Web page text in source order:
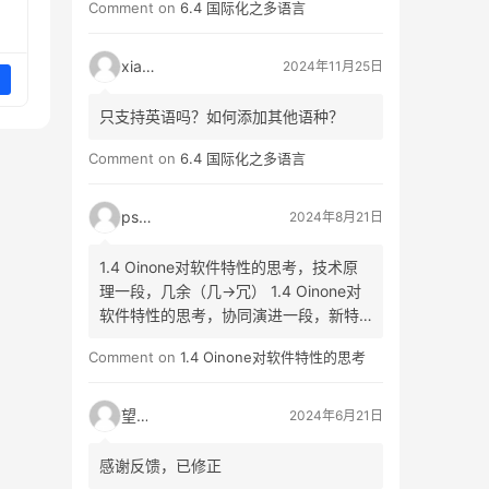
Comment on 6.4 国际化之多语言
xiao3 2024年11月25日
只支持英语吗？如何添加其他语种？
Comment on 6.4 国际化之多语言
psyy 2024年8月21日
1.4 Oinone对软件特性的思考，技术原
理一段，几余（几->冗） 1.4 Oinone对
软件特性的思考，协同演进一段，新特
Comment on 1.4 Oinone对软件特性的思考
望闲 2024年6月21日
感谢反馈，已修正